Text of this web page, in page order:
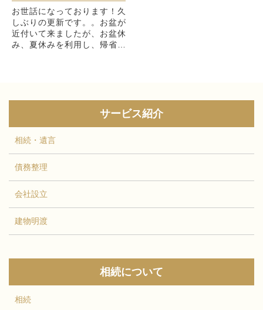
お世話になっております！久
しぶりの更新です。。お盆が
近付いて来ましたが、お盆休
み、夏休みを利用し、帰省等
サービス紹介
相続・遺言
債務整理
会社設立
建物明渡
相続について
相続